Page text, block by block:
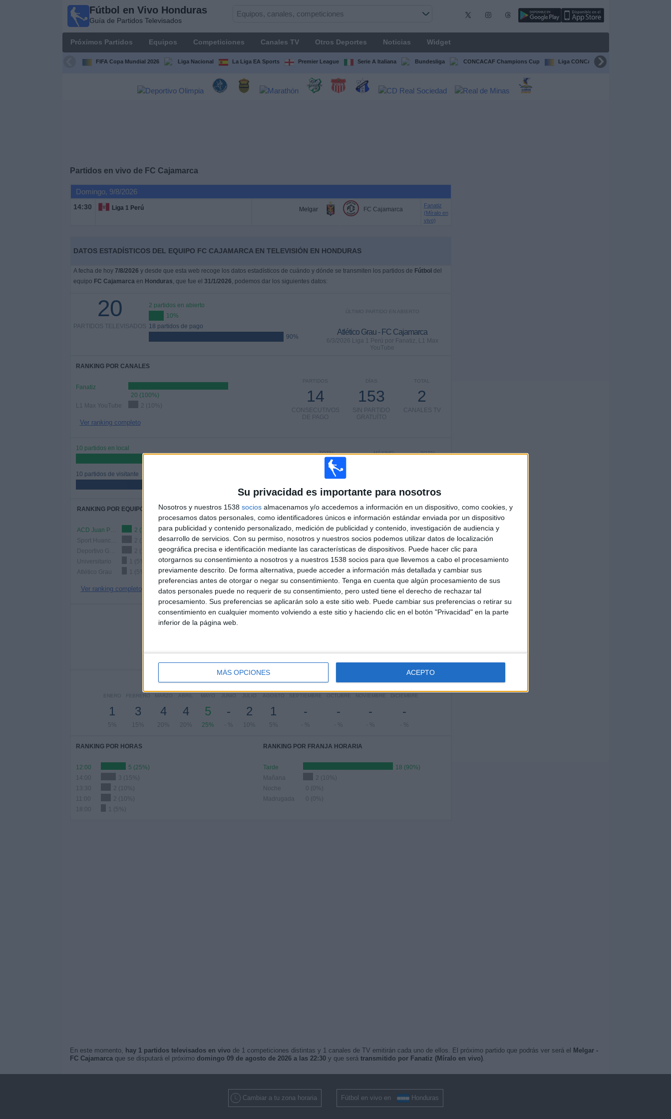
Su privacidad es importante para nosotros
Nosotros y nuestros 1538 socios almacenamos y/o accedemos a información en un dispositivo, como cookies, y
procesamos datos personales, como identificadores únicos e información estándar enviada por un dispositivo
para publicidad y contenido personalizado, medición de publicidad y contenido, investigación de audiencia y
desarrollo de servicios. Con su permiso, nosotros y nuestros socios podemos utilizar datos de localización
geográfica precisa e identificación mediante las características de dispositivos. Puede hacer clic para
otorgarnos su consentimiento a nosotros y a nuestros 1538 socios para que llevemos a cabo el procesamiento
previamente descrito. De forma alternativa, puede acceder a información más detallada y cambiar sus
preferencias antes de otorgar o negar su consentimiento. Tenga en cuenta que algún procesamiento de sus
datos personales puede no requerir de su consentimiento, pero usted tiene el derecho de rechazar tal
procesamiento. Sus preferencias se aplicarán solo a este sitio web. Puede cambiar sus preferencias o retirar su
consentimiento en cualquier momento volviendo a este sitio y haciendo clic en el botón "Privacidad" en la parte
inferior de la página web.
MÁS OPCIONES ACEPTO
Fútbol en Vivo Honduras
Guía de Partidos Televisados
Próximos Partidos Equipos Competiciones Canales TV Otros Deportes Noticias Widget
FIFA Copa Mundial 2026 Liga Nacional La Liga EA Sports Premier League Serie A Italiana Bundesliga CONCACAF Champions Cup Liga CONCACAF
Partidos en vivo de FC Cajamarca
Domingo, 9/8/2026
14:30 Liga 1 Perú Melgar FC Cajamarca
Fanatiz
(Míralo en
vivo)
DATOS ESTADÍSTICOS DEL EQUIPO FC CAJAMARCA EN TELEVISIÓN EN HONDURAS
A fecha de hoy 7/8/2026 y desde que esta web recoge los datos estadísticos de cuándo y dónde se transmiten los partidos de Fútbol del
equipo FC Cajamarcaen Honduras, que fue el 31/1/2026, podemos dar los siguientes datos:
20
PARTIDOS TELEVISADOS
2 partidos en abierto
10%
18 partidos de pago
90%
ÚLTIMO PARTIDO EN ABIERTO
Atlético Grau - FC Cajamarca
6/3/2026 Liga 1 Perú por Fanatiz, L1 Max
YouTube
RANKING POR CANALES
Fanatiz
20 (100%)
L1 Max YouTube
2 (10%)
Ver ranking completo
TOTAL
2
CANALES TV
DÍAS
153
SIN PARTIDO
GRATUÍTO
PARTIDOS
14
CONSECUTIVOS
DE PAGO
10 partidos en local
10 partidos de visitante
TOTAL
MÁXIMO
Pablo II College
TOTAL
1
RANKING POR EQUIPOS
ACD Juan Pablo II College
2 (10%)
2 (10%)
2 (10%)
Universitario
1 (5%)
Atlético Grau
1 (5%)
Ver ranking completo
RANKING POR COMPETICIONES
Liga 1 Perú 20 (100%)
Ver ranking completo
Nº DE PARTIDOS POR DÍA DE LA SEMANA
Nº DE PARTIDOS POR MES
ENERO
1
5%
FEBRERO
3
15%
MARZO
4
20%
ABRIL
4
20%
MAYO
5
25%
JUNIO
-
- %
JULIO
2
10%
AGOSTO
1
5%
SEPTIEMBRE
-
- %
OCTUBRE
-
- %
NOVIEMBRE
-
- %
DICIEMBRE
-
- %
RANKING POR HORAS
12:00
5 (25%)
3 (15%)
13:30
2 (10%)
2 (10%)
18:00
1 (5%)
RANKING POR FRANJA HORARIA
Tarde
18 (90%)
Mañana
2 (10%)
Noche
0 (0%)
Madrugada
0 (0%)
En este momento, hay 1 partidos televisados en vivo de 1 competiciones distintas y 1 canales de TV emitirán cada uno de ellos. El próximo partido que podrás ver será el Melgar -
FC Cajamarcaque se disputará el próximo domingo 09 de agosto de 2026 a las 22:30y que será transmitido por Fanatiz (Míralo en vivo).
Cambiar a tu zona horaria Fútbol en vivo en Honduras
Fútbol en
Honduras